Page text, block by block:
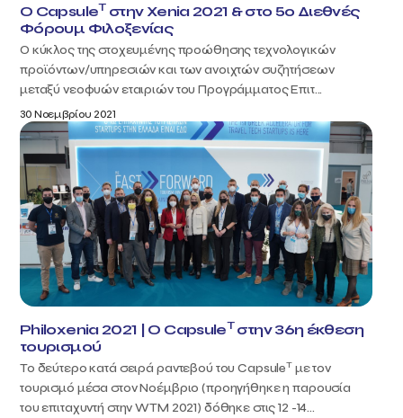
O CapsuleTστην Xenia 2021 & στο 5ο Διεθνές
Φόρουμ Φιλοξενίας
Ο κύκλος της στοχευμένης προώθησης τεχνολογικών
προϊόντων/υπηρεσιών και των ανοιχτών συζητήσεων
μεταξύ νεοφυών εταιριών του Προγράμματος Επιτ...
30 Νοεμβρίου 2021
Philoxenia 2021 | Ο CapsuleTστην 36η έκθεση
τουρισμού
Το δεύτερο κατά σειρά ραντεβού του CapsuleT με τον
τουρισμό μέσα στον Νοέμβριο (προηγήθηκε η παρουσία
του επιταχυντή στην WTM 2021) δόθηκε στις 12 -14...